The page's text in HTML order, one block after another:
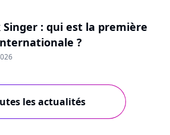
Singer : qui est la première
?
les actualités